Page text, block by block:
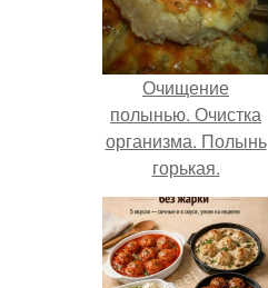
Очищение
полынью. Очистка
организма. Полынь
горькая.